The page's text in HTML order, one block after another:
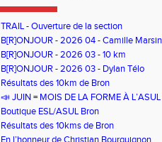
TRAIL - Ouverture de la section
B[R]ONJOUR - 2026 04 - Camille Marsin
B[R]ONJOUR - 2026 03 - 10 km
B[R]ONJOUR - 2026 03 - Dylan Télo
Résultats des 10km de Bron
📣 JUIN = MOIS DE LA FORME À
Boutique ESL/ASUL Bron
Résultats des 10kms de Bron